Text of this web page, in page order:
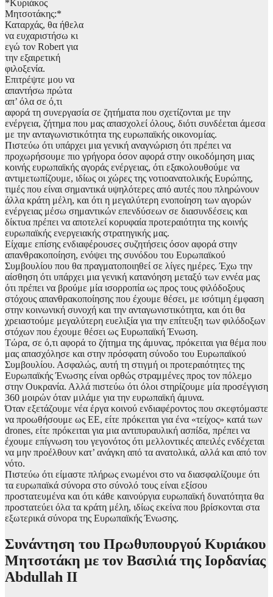
*Κυριάκος
Μητσοτάκης:*
Καταρχάς, θα ήθελα
να ευχαριστήσω κι
εγώ τον Robert για
την εξαιρετική
φιλοξενία.
Επιτρέψτε μου να
απαντήσω πρώτα
απ’ όλα σε ό,τι
αφορά τη συνεργασία σε ζητήματα που σχετίζονται με την
ενέργεια, ζήτημα που μας απασχολεί όλους, διότι συνδέεται άμεσα
με την ανταγωνιστικότητα της ευρωπαϊκής οικονομίας.
Πιστεύω ότι υπάρχει μια γενική αναγνώριση ότι πρέπει να
προχωρήσουμε πιο γρήγορα όσον αφορά στην οικοδόμηση μιας
κοινής ευρωπαϊκής αγοράς ενέργειας, ότι εξακολουθούμε να
αντιμετωπίζουμε, ιδίως οι χώρες της νοτιοανατολικής Ευρώπης,
τιμές που είναι σημαντικά υψηλότερες από αυτές που πληρώνουν
άλλα κράτη μέλη, και ότι η μεγαλύτερη ενοποίηση των αγορών
ενέργειας μέσω σημαντικών επενδύσεων σε διασυνδέσεις και
δίκτυα πρέπει να αποτελεί κορυφαία προτεραιότητα της κοινής
ευρωπαϊκής ενεργειακής στρατηγικής μας.
Είχαμε επίσης ενδιαφέρουσες συζητήσεις όσον αφορά στην
απανθρακοποίηση, ενόψει της συνόδου του Ευρωπαϊκού
Συμβουλίου που θα πραγματοποιηθεί σε λίγες ημέρες. Έχω την
αίσθηση ότι υπάρχει μια γενική κατανόηση μεταξύ των εννέα μας
ότι πρέπει να βρούμε μία ισορροπία ως προς τους φιλόδοξους
στόχους απανθρακοποίησης που έχουμε θέσει, με ισότιμη έμφαση
στην κοινωνική συνοχή και την ανταγωνιστικότητα, και ότι θα
χρειαστούμε μεγαλύτερη ευελιξία για την επίτευξη των φιλόδοξων
στόχων που έχουμε θέσει ως Ευρωπαϊκή Ένωση.
Τώρα, σε ό,τι αφορά το ζήτημα της άμυνας, πρόκειται για θέμα που
μας απασχόλησε και στην πρόσφατη σύνοδο του Ευρωπαϊκού
Συμβουλίου. Ασφαλώς, αυτή τη στιγμή οι προτεραιότητες της
Ευρωπαϊκής Ένωσης είναι ορθώς στραμμένες προς τον πόλεμο
στην Ουκρανία. Αλλά πιστεύω ότι όλοι στηρίζουμε μία προσέγγιση
360 μοιρών όταν μιλάμε για την ευρωπαϊκή άμυνα.
Όταν εξετάζουμε νέα έργα κοινού ενδιαφέροντος που σκεφτόμαστε
να προωθήσουμε ως ΕΕ, είτε πρόκειται για ένα «τείχος» κατά των
drones, είτε πρόκειται για μια αντιπυραυλική ασπίδα, πρέπει να
έχουμε επίγνωση του γεγονότος ότι μελλοντικές απειλές ενδέχεται
να μην προέλθουν κατ’ ανάγκη από τα ανατολικά, αλλά και από τον
νότο.
Πιστεύω ότι είμαστε πλήρως ενωμένοι στο να διασφαλίζουμε ότι
τα ευρωπαϊκά σύνορα στο σύνολό τους είναι εξίσου
προστατευμένα και ότι κάθε καινούργια ευρωπαϊκή δυνατότητα θα
προστατεύει όλα τα κράτη μέλη, ιδίως εκείνα που βρίσκονται στα
εξωτερικά σύνορα της Ευρωπαϊκής Ένωσης.
Συνάντηση του Πρωθυπουργού Κυριάκου
Μητσοτάκη με τον Βασιλιά της Ιορδανίας
Abdullah II